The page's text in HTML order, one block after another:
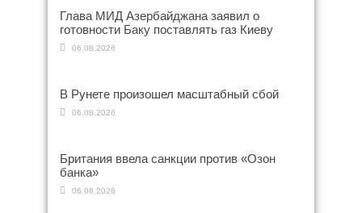
Глава МИД Азербайджана заявил о
готовности Баку поставлять газ Киеву
06.08.2026
В Рунете произошел масштабный сбой
06.08.2026
Британия ввела санкции против «Озон
банка»
06.08.2026